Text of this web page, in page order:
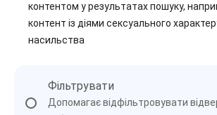
контентом у результатах пошуку,
контент із діями сексуального
насильства
Фільтрувати
Допомагає відфільтровувати